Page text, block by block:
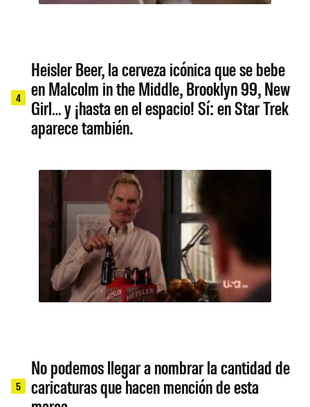
4
Heisler Beer, la cerveza icónica que se bebe
en Malcolm in the Middle, Brooklyn 99, New
Girl… y ¡hasta en el espacio! Sí: en Star Trek
aparece también.
5
No podemos llegar a nombrar la cantidad de
caricaturas que hacen mención de esta